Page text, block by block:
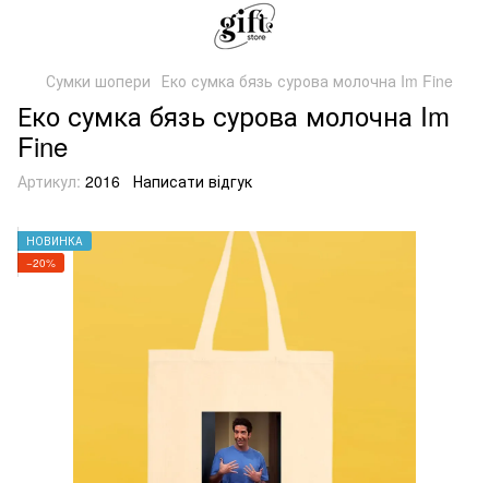
Сумки шопери Еко сумка бязь сурова молочна Im Fine
Еко сумка бязь сурова молочна Im
Fine
Артикул: 2016 Написати відгук
НОВИНКА
−20%